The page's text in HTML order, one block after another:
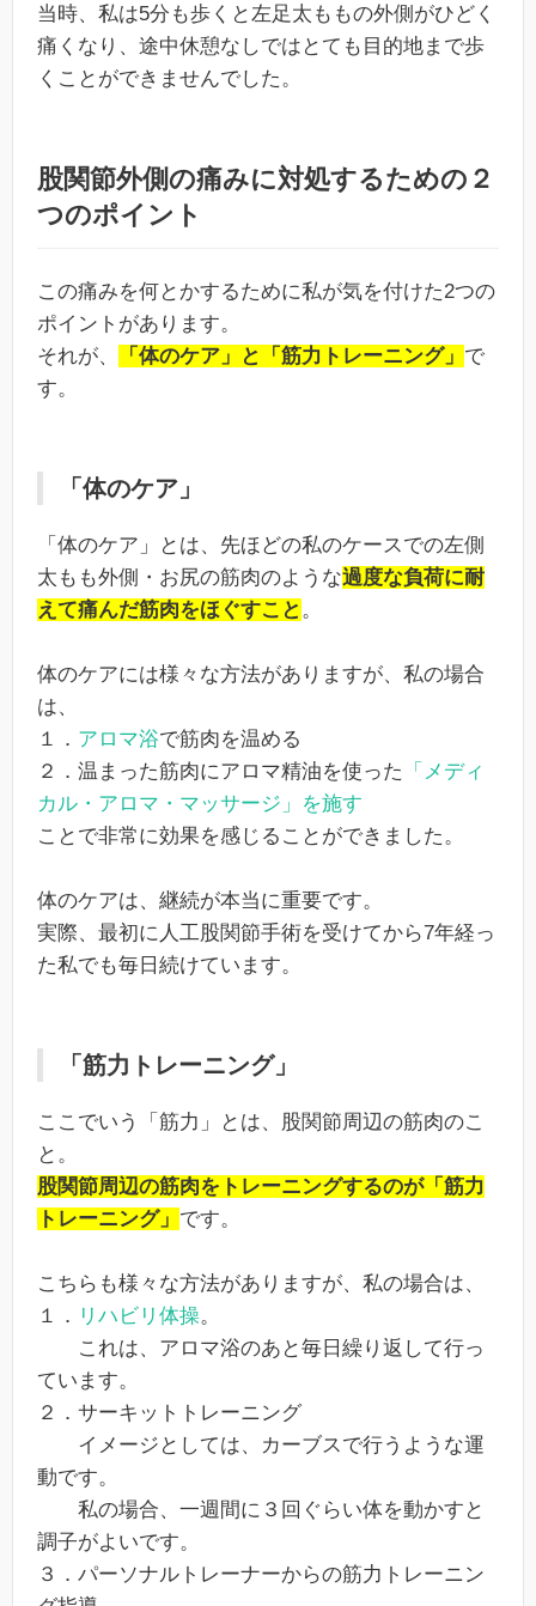
当時、私は5分も歩くと左足太ももの外側がひどく
痛くなり、途中休憩なしではとても目的地まで歩
くことができませんでした。
股関節外側の痛みに対処するための２
つのポイント
この痛みを何とかするために私が気を付けた2つの
ポイントがあります。
それが、
「体のケア」と「筋力トレーニング」 で
す。
「体のケア」
「体のケア」とは、先ほどの私のケースでの左側
太もも外側・お尻の筋肉のような過度な負荷に耐
えて痛んだ筋肉をほぐすこと 。
体のケアには様々な方法がありますが、私の場合
は、
１． アロマ浴で筋肉を温める
２．温まった筋肉にアロマ精油を使った
「メディ
カル・アロマ・マッサージ」を施す
ことで非常に効果を感じることができました。
体のケアは、継続が本当に重要です。
実際、最初に人工股関節手術を受けてから7年経っ
た私でも毎日続けています。
「筋力トレーニング」
ここでいう「筋力」とは、股関節周辺の筋肉のこ
と。
股関節周辺の筋肉をトレーニングするのが「筋力
トレーニング」 です。
こちらも様々な方法がありますが、私の場合は、
１． リハビリ体操。
これは、アロマ浴のあと毎日繰り返して行っ
ています。
２．サーキットトレーニング
イメージとしては、カーブスで行うような運
動です。
私の場合、一週間に３回ぐらい体を動かすと
調子がよいです。
３．パーソナルトレーナーからの筋力トレーニン